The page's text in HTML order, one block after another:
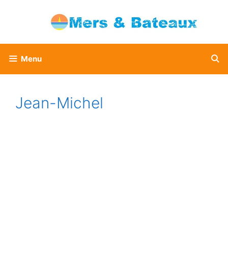
Menu
Jean-Michel